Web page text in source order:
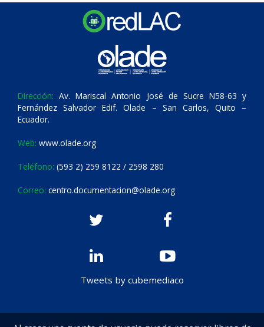
Dirección: Av. Mariscal Antonio José de Sucre N58-63 y
Fernández Salvador Edif. Olade – San Carlos, Quito –
Ecuador.
Web: www.olade.org
Teléfono: (593 2) 259 8122 / 2598 280
Correo: centro.documentacion@olade.org
Tweets by cubemediaco